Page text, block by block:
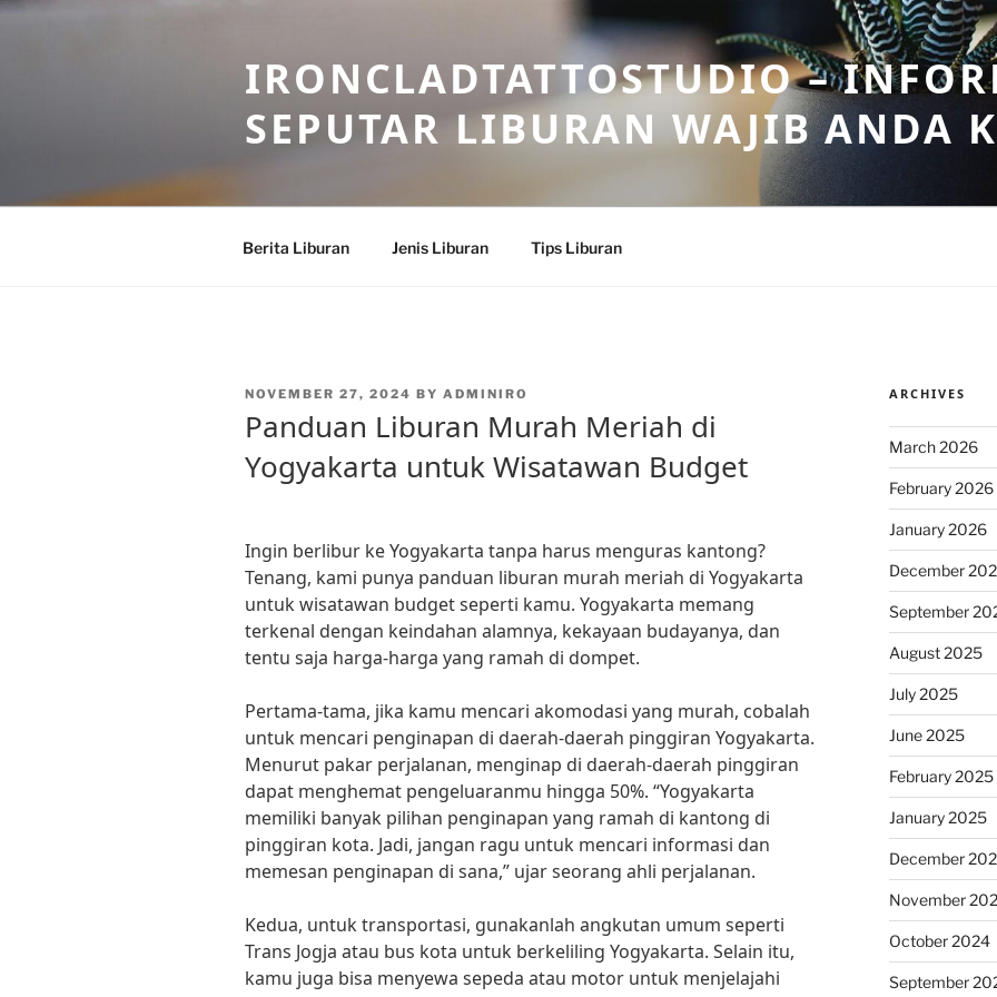
Skip
IRONCLADTATTOSTUDIO –
SEPUTAR LIBURAN WAJIB ANDA
Berita Liburan Jenis Liburan Tips Liburan
POSTED
NOVEMBER 27, 2024 BY ADMINIRO
Panduan Liburan Murah Meriah di
Yogyakarta untuk Wisatawan Budget
Ingin berlibur ke Yogyakarta tanpa harus menguras kantong?
Tenang, kami punya panduan liburan murah meriah di Yogyakarta
untuk wisatawan budget seperti kamu. Yogyakarta memang
terkenal dengan keindahan alamnya, kekayaan budayanya, dan
tentu saja harga-harga yang ramah di dompet.
Pertama-tama, jika kamu mencari akomodasi yang murah, cobalah
untuk mencari penginapan di daerah-daerah pinggiran Yogyakarta.
Menurut pakar perjalanan, menginap di daerah-daerah pinggiran
dapat menghemat pengeluaranmu hingga 50%. “Yogyakarta
memiliki banyak pilihan penginapan yang ramah di kantong di
pinggiran kota. Jadi, jangan ragu untuk mencari informasi dan
memesan penginapan di sana,” ujar seorang ahli perjalanan.
Kedua, untuk transportasi, gunakanlah angkutan umum seperti
Trans Jogja atau bus kota untuk berkeliling Yogyakarta. Selain itu,
kamu juga bisa menyewa sepeda atau motor untuk menjelajahi
ARCHIVES
March 2026
February 2026
January 2026
December
September
August 2025
July 2025
June 2025
February 2025
January 2025
December
November
October 2024
September